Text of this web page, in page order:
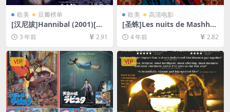
欧美 豆瓣榜单
[汉尼拔]Hannibal (2001)[百
度网盘+迅雷云盘资源1080P
超清未删减][MP4/7GB][中英
字幕]
3 年前 2.91
欧美 高清电影
[圣蛛]Les nuits de Mashhad
(2022)[百度网盘+迅雷云盘资
源1080P超清未删减][MP4/7.
6GB][中英字幕]
4 年前 2.82
VIP VIP